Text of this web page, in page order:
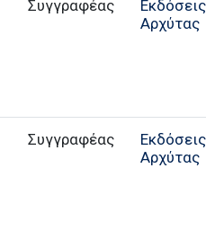
Εκδόσεις
Αρχύτας
Εκδόσεις
Αρχύτας